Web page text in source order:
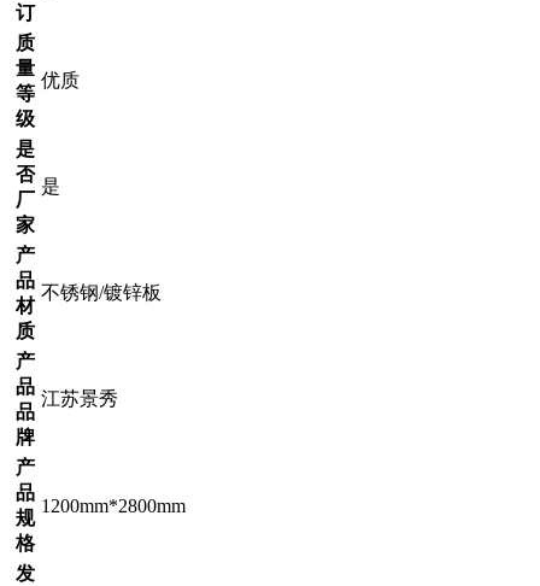
订
质
量
等
级
优质
是
否
厂
家
是
产
品
材
质
不锈钢/镀锌板
产
品
品
牌
江苏景秀
产
品
规
格
1200mm*2800mm
发